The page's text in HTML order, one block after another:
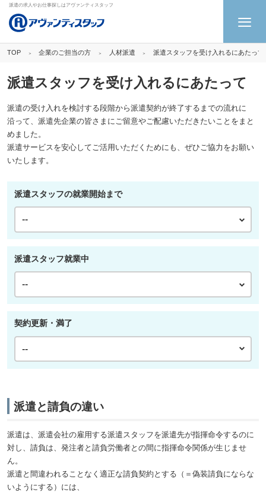
派遣の求人やお仕事探しはアヴァンティスタッフ
TOP 企業のご担当の方 人材派遣 派遣スタッフを受け入れるにあたって
派遣スタッフを受け入れるにあたって
派遣の受け入れを検討する段階から派遣契約が終了するまでの流れに
沿って、派遣先企業の皆さまにご留意やご配慮いただきたいことをまと
めました。
派遣サービスを安心してご活用いただくためにも、ぜひご協力をお願い
いたします。
派遣スタッフの就業開始まで
派遣スタッフ就業中
契約更新・満了
派遣と請負の違い
派遣は、派遣会社の雇用する派遣スタッフを派遣先が指揮命令するのに
対し、請負は、発注者と請負労働者との間に指揮命令関係が生じませ
ん。
派遣と間違われることなく適正な請負契約とする（＝偽装請負にならな
いようにする）には、